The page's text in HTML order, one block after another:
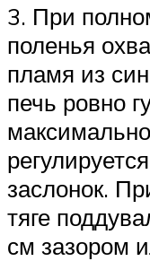
3. При
поленья
пламя из
печь ровно
максимально
заслонок.
тяге
см зазором